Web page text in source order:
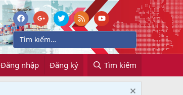
Đăng nhập Đăng ký Tìm kiếm